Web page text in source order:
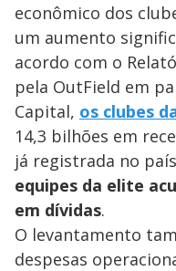
econômico dos
um aumento
acordo com o
pela OutField em
Capital, os clubes
14,3 bilhões em
já registrada no
equipes da elite
em dívidas.
O levantamento
despesas